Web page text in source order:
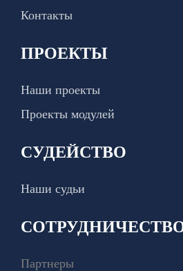
Контакты
ПРОЕКТЫ
Наши проекты
Проекты модулей
СУДЕЙСТВО
Наши судьи
Партнеры